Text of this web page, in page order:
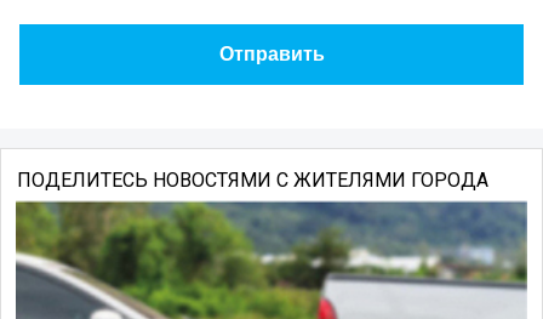
ПОДЕЛИТЕСЬ НОВОСТЯМИ С ЖИТЕЛЯМИ ГОРОДА